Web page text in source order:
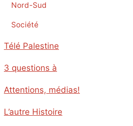
Nord-Sud
Société
Télé Palestine
3 questions à
Attentions, médias!
L’autre Histoire